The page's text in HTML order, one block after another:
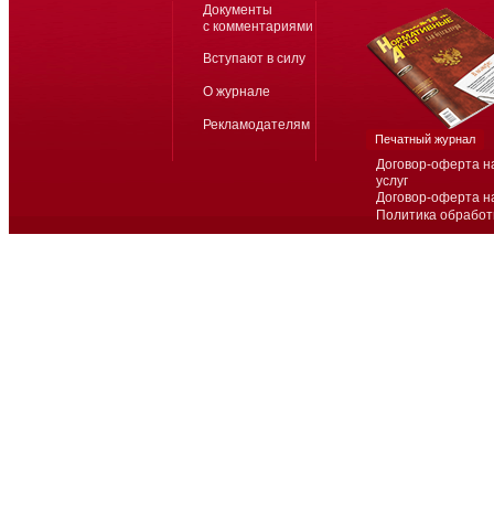
Договор-оферта
услуг
Договор-оферта
Политика
Документы
с комментариями
Вступают в силу
О журнале
Рекламодателям
Печатный журнал